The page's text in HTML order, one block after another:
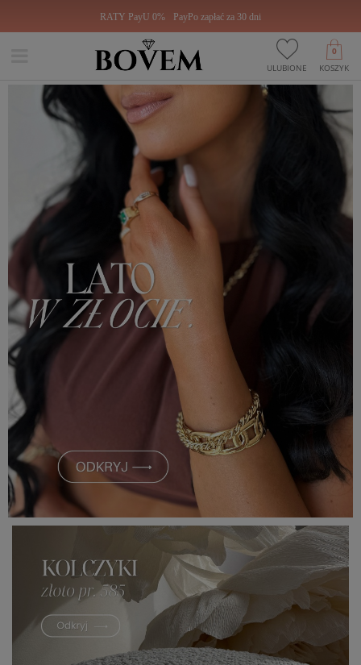
RATY PayU 0% PayPo zapłać za 30 dni
ULUBIONE KOSZYK
0